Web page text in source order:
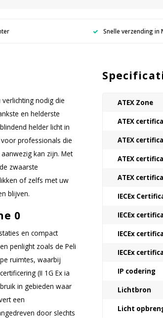
Snelle verzending in
nodig die
en helderste
helder licht in
professionals die
kan zijn. Met
zwaarste
of zelfs met uw
blijven.
0
en compact
penlight zoals de Peli
ruimtes, waarbij
(II 1G Ex ia
in gebieden waar
een
door slechts
ATEX Zone
ATEX
ATEX
ATEX
ATEX
IECEx
IECEx
IECEx
IECEx
IP codering
Lichtbron
Licht